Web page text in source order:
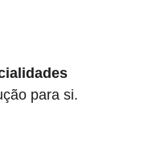
para si.